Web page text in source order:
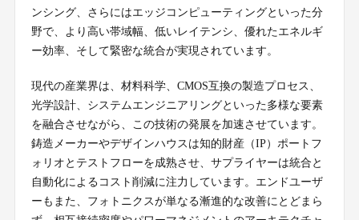
ンシング、さらにはエッジコンピューティングといった分
野で、より高い帯域幅、低いレイテンシ、優れたエネルギ
ー効率、そして緊密な統合が実現されています。
現代の産業界は、材料科学、CMOS互換の製造プロセス、
光学設計、システムエンジニアリングといった多様な要素
を融合させながら、この技術の発展を加速させています。
鋳造メーカーやデザインハウスは知的財産（IP）ポートフ
ォリオとテストフローを成熟させ、サプライヤーは統合と
自動化によるコスト削減に注力しています。エンドユーザ
ーもまた、フォトニクスが単なる漸進的な改善にとどまら